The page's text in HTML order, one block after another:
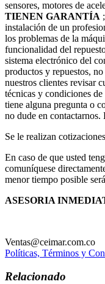
sensores, motores de
TIENEN GARANTÍA
instalación de un
los problemas de la
funcionalidad del
sistema electrónico del
productos y repuestos,
nuestros clientes revisar
técnicas y condiciones
tiene alguna pregunta o
no dude en contactarnos.
Se le realizan
En caso de que usted
comuníquese
menor tiempo posible
ASESORIA
Ventas@ceimar.com.co
Políticas, Términos y
Relacionado